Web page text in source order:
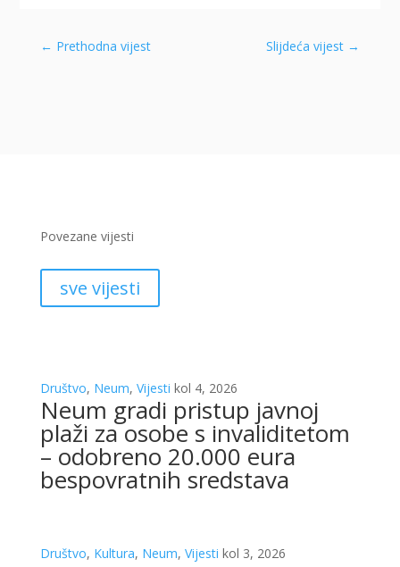
← Prethodna vijest Slijdeća vijest →
Povezane vijesti
sve vijesti
Društvo, Neum, Vijesti kol 4, 2026
Neum gradi pristup javnoj
plaži za osobe s invaliditetom
– odobreno 20.000 eura
bespovratnih sredstava
Društvo, Kultura, Neum, Vijesti kol 3, 2026